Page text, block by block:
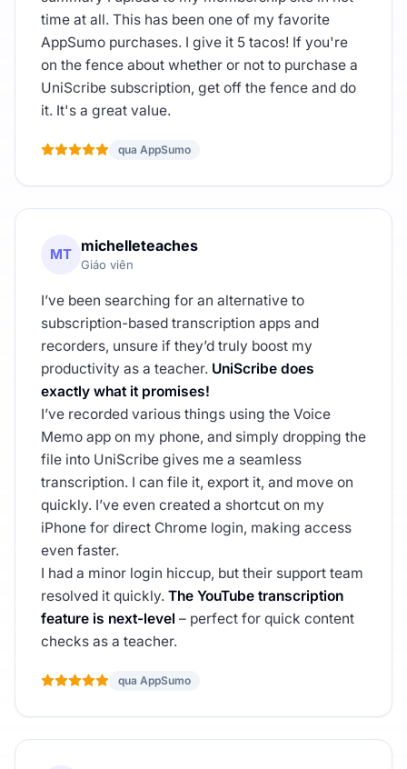
time at all. This has been one of my favorite
AppSumo purchases. I give it 5 tacos! If you're
on the fence about whether or not to purchase a
UniScribe subscription, get off the fence and do
it. It's a great value.
qua AppSumo
MT michelleteaches
Giáo viên
I’ve been searching for an alternative to
subscription-based transcription apps and
recorders, unsure if they’d truly boost my
productivity as a teacher. UniScribe does
exactly what it promises!
I’ve recorded various things using the Voice
Memo app on my phone, and simply dropping the
file into UniScribe gives me a seamless
transcription. I can file it, export it, and move on
quickly. I’ve even created a shortcut on my
iPhone for direct Chrome login, making access
even faster.
I had a minor login hiccup, but their support team
resolved it quickly. The YouTube transcription
feature is next-level – perfect for quick content
checks as a teacher.
qua AppSumo